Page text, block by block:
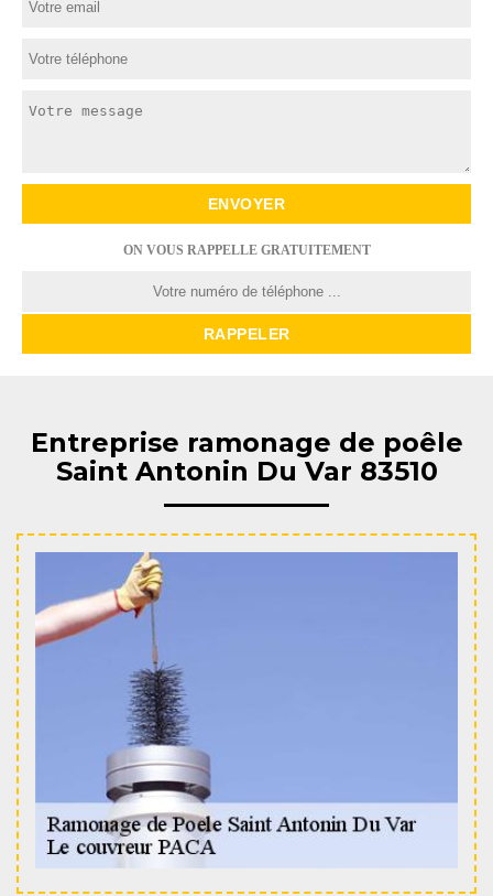
ON VOUS RAPPELLE GRATUITEMENT
Entreprise ramonage de poêle
Saint Antonin Du Var 83510